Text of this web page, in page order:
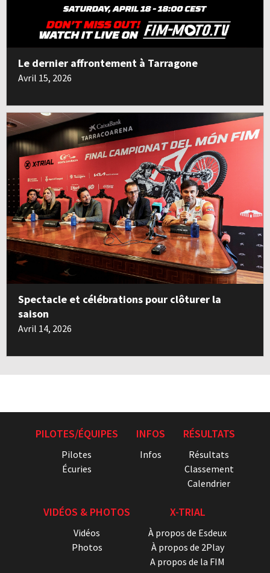
Le dernier affrontement à Tarragone
Avril 15, 2026
Spectacle et célébrations pour clôturer la
saison
Avril 14, 2026
PILOTES/ÉQUIPES
Pilotes
Écuries
INFOS
Infos
RÉSULTATS
Résultats
Classement
Calendrier
VIDÉOS & PHOTOS
Vidéos
Photos
X-TRIAL
À propos de Esdeux
À propos de 2Play
A propos de la FIM